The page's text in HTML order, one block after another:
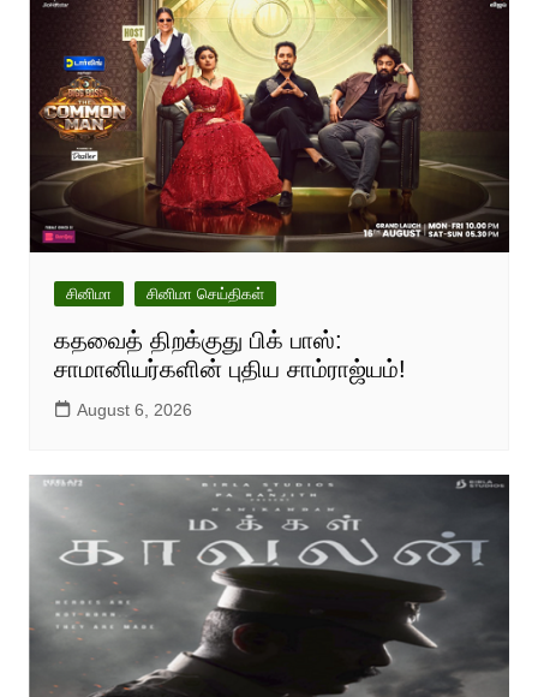
சினிமா சினிமா செய்திகள்
கதவைத் திறக்குது பிக் பாஸ்:
சாமானியர்களின் புதிய சாம்ராஜ்யம்!
August 6, 2026